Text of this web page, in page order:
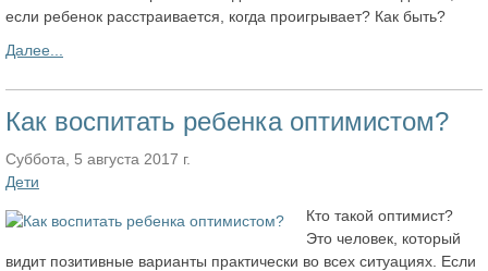
если ребенок расстраивается, когда проигрывает? Как быть?
Далее...
Как воспитать ребенка оптимистом?
Суббота, 5 августа 2017 г.
Дети
Кто такой оптимист?
Это человек, который
видит позитивные варианты практически во всех ситуациях. Если